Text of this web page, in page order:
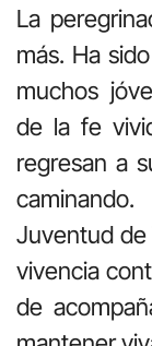
La
más. Ha
muchos
de la fe
regresan a
Juventud de
vivencia
de